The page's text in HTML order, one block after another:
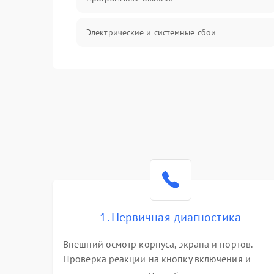
Электрические и системные сбои
Система охлаждения
1. Первичная диагностика
Внешний осмотр корпуса, экрана и портов.
Проверка реакции на кнопку включения и